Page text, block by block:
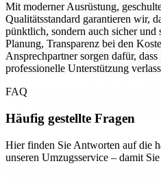
Mit moderner Ausrüstung,
Qualitätsstandard garantieren wir,
pünktlich, sondern auch sicher
Planung, Transparenz bei den
Ansprechpartner sorgen dafür,
professionelle Unterstützung
FAQ
Häufig gestellte Fragen
Hier finden Sie Antworten auf die
unseren Umzugsservice – damit